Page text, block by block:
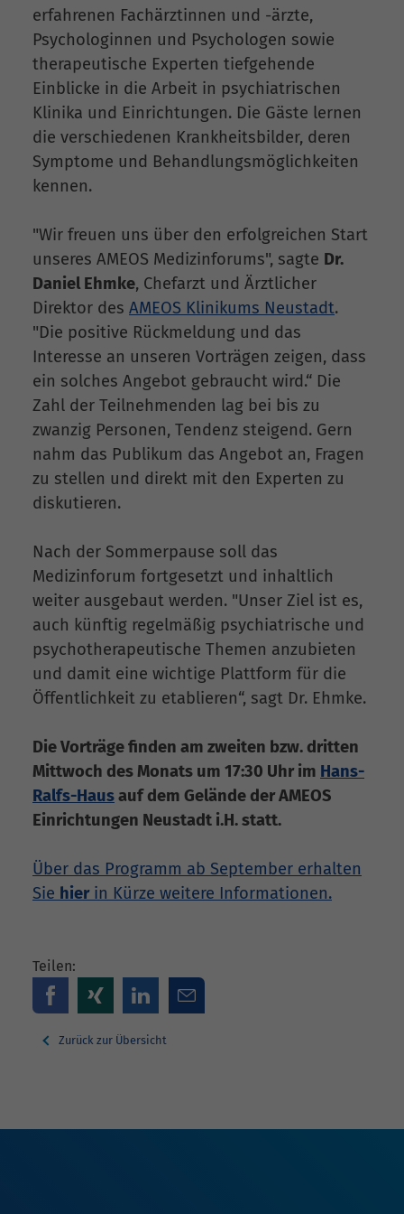
erfahrenen Fachärztinnen und -ärzte,
Psychologinnen und Psychologen sowie
therapeutische Experten tiefgehende
Einblicke in die Arbeit in psychiatrischen
Klinika und Einrichtungen. Die Gäste lernen
die verschiedenen Krankheitsbilder, deren
Symptome und Behandlungsmöglichkeiten
kennen.
"Wir freuen uns über den erfolgreichen Start
unseres AMEOS Medizinforums", sagte Dr.
Daniel Ehmke, Chefarzt und Ärztlicher
Direktor des AMEOS Klinikums Neustadt.
"Die positive Rückmeldung und das
Interesse an unseren Vorträgen zeigen, dass
ein solches Angebot gebraucht wird.“ Die
Zahl der Teilnehmenden lag bei bis zu
zwanzig Personen, Tendenz steigend. Gern
nahm das Publikum das Angebot an, Fragen
zu stellen und direkt mit den Experten zu
diskutieren.
Nach der Sommerpause soll das
Medizinforum fortgesetzt und inhaltlich
weiter ausgebaut werden. "Unser Ziel ist es,
auch künftig regelmäßig psychiatrische und
psychotherapeutische Themen anzubieten
und damit eine wichtige Plattform für die
Öffentlichkeit zu etablieren“, sagt Dr. Ehmke.
Die Vorträge finden am zweiten bzw. dritten
Mittwoch des Monats um 17:30 Uhr im Hans-
Ralfs-Hausauf dem Gelände der AMEOS
Einrichtungen Neustadt i.H. statt.
Über das Programm ab September erhalten
Sie hierin Kürze weitere Informationen.
Teilen:
Zurück zur Übersicht